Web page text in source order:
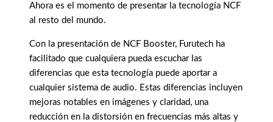
Ahora es el momento de presentar la tecnología NCF
al resto del mundo.
Con la presentación de NCF Booster, Furutech ha
facilitado que cualquiera pueda escuchar las
diferencias que esta tecnología puede aportar a
cualquier sistema de audio. Estas diferencias incluyen
mejoras notables en imágenes y claridad, una
reducción en la distorsión en frecuencias más altas y